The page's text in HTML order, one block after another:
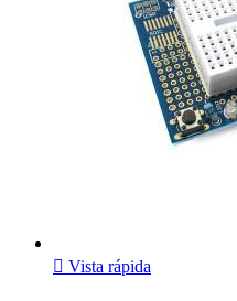
 Vista rápida